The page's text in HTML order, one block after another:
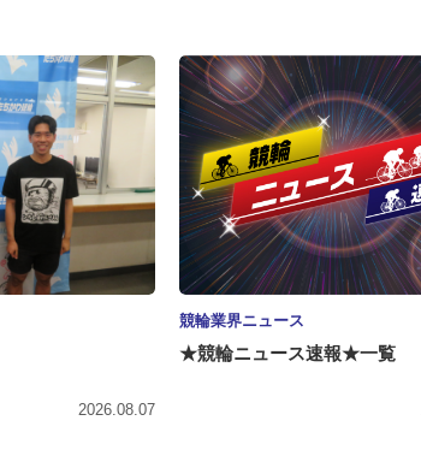
2026.08.07
競輪業界ニュース
★競輪ニュース速報★一覧